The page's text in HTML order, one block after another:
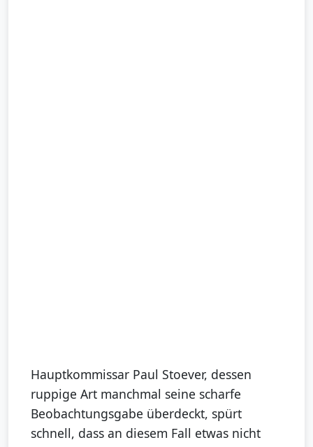
Hauptkommissar Paul Stoever, dessen
ruppige Art manchmal seine scharfe
Beobachtungsgabe überdeckt, spürt
schnell, dass an diesem Fall etwas nicht